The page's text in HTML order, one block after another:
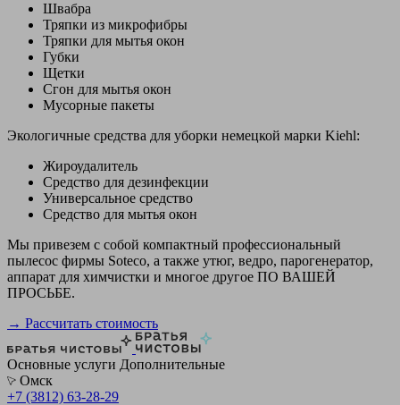
Швабра
Тряпки из микрофибры
Тряпки для мытья окон
Губки
Щетки
Сгон для мытья окон
Мусорные пакеты
Экологичные средства для уборки немецкой марки Kiehl:
Жироудалитель
Средство для дезинфекции
Универсальное средство
Средство для мытья окон
Мы привезем с собой компактный профессиональный
пылесос фирмы Soteco, а также утюг, ведро, парогенератор,
аппарат для химчистки и многое другое ПО ВАШЕЙ
ПРОСЬБЕ.
→ Рассчитать стоимость
Основные услуги Дополнительные
Омск
+7 (3812) 63-28-29